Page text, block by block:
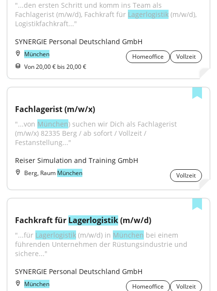
"...den ersten Schritt und komm ins Team als
Fachlagerist (m/w/d), Fachkraft für Lagerlogistik (m/w/d),
Logistikfachkraft..."
SYNERGIE Personal Deutschland GmbH
München Homeoffice
Vollzeit
Von 20,00 € bis 20,00 €
Fachlagerist (m/w/x)
"...von München) suchen wir Dich als Fachlagerist
(m/w/x) 82335 Berg / ab sofort / Vollzeit /
Festanstellung..."
Reiser Simulation and Training GmbH
Berg, Raum München Vollzeit
Fachkraft für Lagerlogistik (m/w/d)
"...für Lagerlogistik (m/w/d) in München bei einem
führenden Unternehmen der Rüstungsindustrie und
sichere..."
SYNERGIE Personal Deutschland GmbH
München Homeoffice
Vollzeit